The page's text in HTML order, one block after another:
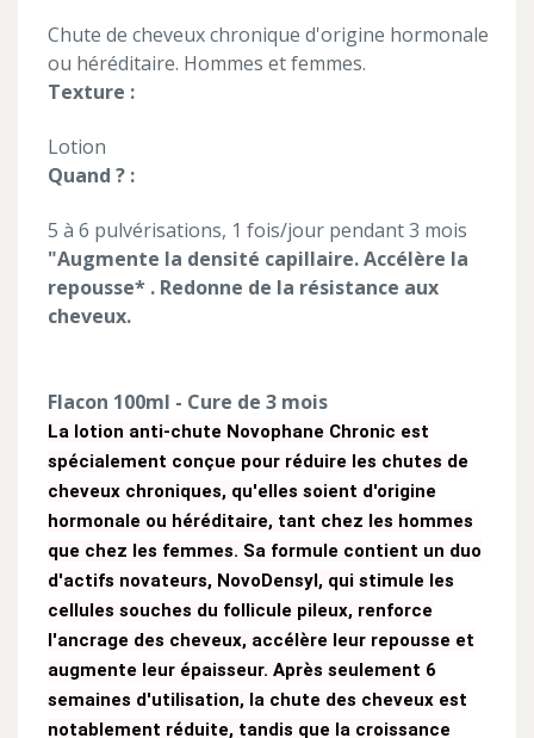
Chute de cheveux chronique d'origine hormonale
ou héréditaire. Hommes et femmes.
Texture :
Lotion
Quand ? :
5 à 6 pulvérisations, 1 fois/jour pendant 3 mois
"Augmente la densité capillaire. Accélère la
repousse* . Redonne de la résistance aux
cheveux.
Flacon 100ml - Cure de 3 mois
La lotion anti-chute Novophane Chronic est
spécialement conçue pour réduire les chutes de
cheveux chroniques, qu'elles soient d'origine
hormonale ou héréditaire, tant chez les hommes
que chez les femmes. Sa formule contient un duo
d'actifs novateurs, NovoDensyl, qui stimule les
cellules souches du follicule pileux, renforce
l'ancrage des cheveux, accélère leur repousse et
augmente leur épaisseur. Après seulement 6
semaines d'utilisation, la chute des cheveux est
notablement réduite, tandis que la croissance